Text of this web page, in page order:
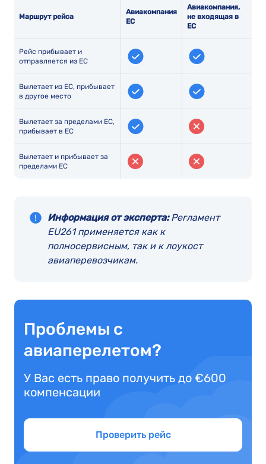
Маршрут рейса
Авиакомпания
ЕС
Авиакомпания,
не входящая в
ЕС
Рейс прибывает и
отправляется из ЕС
Вылетает из ЕС, прибывает
в другое место
Вылетает за пределами ЕС,
прибывает в ЕС
Вылетает и прибывает за
пределами ЕС
Информация от эксперта:Регламент
EU261 применяется как к
полносервисным, так и к лоукост
авиаперевозчикам.
Проблемы с
авиаперелетом?
У Вас есть право получить до €600
компенсации
Проверить рейc